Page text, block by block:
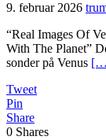
9. februar 2026
“Real Images Of
With The Planet”
sonder på Venus
Tweet
Pin
Share
0 Shares